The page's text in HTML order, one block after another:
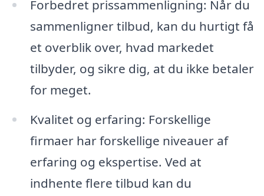
Forbedret prissammenligning: Når du
sammenligner tilbud, kan du hurtigt få
et overblik over, hvad markedet
tilbyder, og sikre dig, at du ikke betaler
for meget.
Kvalitet og erfaring: Forskellige
firmaer har forskellige niveauer af
erfaring og ekspertise. Ved at
indhente flere tilbud kan du